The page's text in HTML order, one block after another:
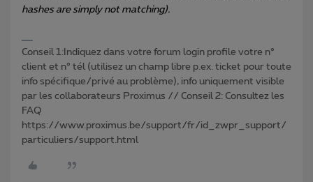
hashes are simply not matching).
Conseil 1:Indiquez dans votre forum login profile votre n°
client et n° tél (utilisez un champ libre p.ex. ticket pour toute
info spécifique/privé au problème), info uniquement visible
par les collaborateurs Proximus // Conseil 2: Consultez les
FAQ
https://www.proximus.be/support/fr/id_zwpr_support/
particuliers/support.html